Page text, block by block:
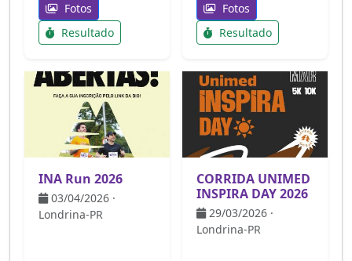
Fotos
Resultado
Fotos
Resultado
INA Run 2026
03/04/2026 ·
Londrina-PR
CORRIDA UNIMED
INSPIRA DAY 2026
29/03/2026 ·
Londrina-PR